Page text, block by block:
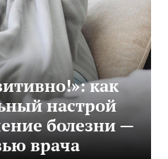
как
настрой
болезни —
врача